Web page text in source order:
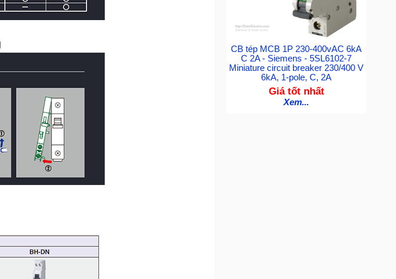
CB tép MCB 1P 230-400vAC 6kA
C 2A - Siemens - 5SL6102-7
Miniature circuit breaker 230/400 V
6kA, 1-pole, C, 2A
Giá tốt nhất
Xem...